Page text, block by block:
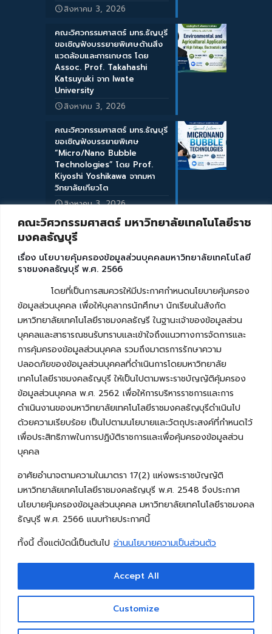
คณะวิศวกรรมศาสตร์ มหาวิทยาลัยเทคโนโลยีราช
มงคลธัญบุรี
เรื่อง นโยบายคุ้มครองข้อมูลส่วนบุคคลมหาวิทยาลัยเทคโนโลยี
ราชมงคลธัญบุรี พ.ศ. 2566
โดยที่เป็นการสมควรให้มีประกาศกำหนดนโยบายคุ้มครอง
ข้อมูลส่วนบุคคล เพื่อให้บุคลากรนักศึกษา นักเรียนในสังกัด
มหาวิทยาลัยเทคโนโลยีราชมงคลธัญรี ในฐานะเจ้าของข้อมูลส่วน
บุคคลและสาธารณชนรับทราบและเข้าใจถึงแนวทางการจัดการและ
การคุ้มครองข้อมูลส่วนบุคคล รวมถึงมาตรการรักษาความ
ปลอดภัยของข้อมูลส่วนบุคคลที่ดำเนินการโดยมหาวิทยาลัย
เทคโนโลยีราชมงคลธัญบุรี ให้เป็นไปตามพระราชบัญญัติคุ้มครอง
ข้อมูลส่วนบุคคล พ.ศ. 2562 เพื่อให้การบริหารราชการและการ
ดำเนินงานของมหาวิทยาลัยเทคโนโลยีราชมงคลธัญบุรีดำเนินไป
ด้วยความเรียบร้อย เป็นไปตามนโยบายและวัตถุประสงค์ที่กำหนดไว้
เพื่อประสิทธิภาพในการปฏิบัติราชการและเพื่อคุ้มครองข้อมูลส่วน
บุคคล
อาศัยอำนาจตามความในมาตรา 17(2) แห่งพระราชบัญญัติ
มหาวิทยาลัยเทคโนโลยีราชมงคลธัญบุรี พ.ศ. 2548 จึงประกาศ
นโยบายคุ้มครองข้อมูลส่วนบุคคล มหาวิทยาลัยเทคโนโลยีราชมงคล
ธัญบุรี พ.ศ. 2566 แนบท้ายประกาศนี้
ทั้งนี้ ตั้งแต่บัดนี้เป็นต้นไป อ่านนโยบายความเป็นส่วนตัว
Customize
Accept All
สิงหาคม 3, 2026
คณะวิศวกรรมศาสตร์ มทร.ธัญบุรี
ขอเชิญฟังบรรยายพิเศษด้านสิ่ง
แวดล้อมและการเกษตร โดย
Assoc. Prof. Takahashi
Katsuyuki จาก Iwate
University
สิงหาคม 3, 2026
คณะวิศวกรรมศาสตร์ มทร.ธัญบุรี
ขอเชิญฟังบรรยายพิเศษ
“Micro/Nano Bubble
Technologies” โดย Prof.
Kiyoshi Yoshikawa จากมหา
วิทยาลัยเกียวโต
สิงหาคม 3, 2026
Copyright © 2026 คณะวิศวกรรมศาสตร์ มหาวิทยาลัย
เทคโนโลยีราชมงคลธัญบุรี